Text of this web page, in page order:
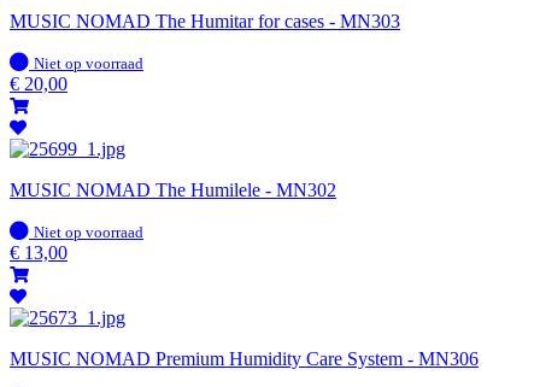
MUSIC NOMAD The Humitar for cases - MN303
Op
voorraad
Niet op voorraad
€ 20,00
MUSIC NOMAD The Humilele - MN302
Op
voorraad
Niet op voorraad
€ 13,00
MUSIC NOMAD Premium Humidity Care System - MN306